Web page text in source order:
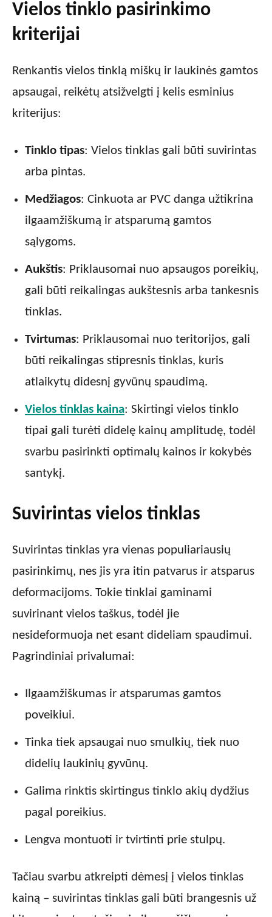
Vielos tinklo pasirinkimo
kriterijai
Renkantis vielos tinklą miškų ir laukinės gamtos
apsaugai, reikėtų atsižvelgti į kelis esminius
kriterijus:
Tinklo tipas: Vielos tinklas gali būti suvirintas
arba pintas.
Medžiagos: Cinkuota ar PVC danga užtikrina
ilgaamžiškumą ir atsparumą gamtos
sąlygoms.
Aukštis: Priklausomai nuo apsaugos poreikių,
gali būti reikalingas aukštesnis arba tankesnis
tinklas.
Tvirtumas: Priklausomai nuo teritorijos, gali
būti reikalingas stipresnis tinklas, kuris
atlaikytų didesnį gyvūnų spaudimą.
Vielos tinklas kaina: Skirtingi vielos tinklo
tipai gali turėti didelę kainų amplitudę, todėl
svarbu pasirinkti optimalų kainos ir kokybės
santykį.
Suvirintas vielos tinklas
Suvirintas tinklas yra vienas populiariausių
pasirinkimų, nes jis yra itin patvarus ir atsparus
deformacijoms. Tokie tinklai gaminami
suvirinant vielos taškus, todėl jie
nesideformuoja net esant dideliam spaudimui.
Pagrindiniai privalumai:
Ilgaamžiškumas ir atsparumas gamtos
poveikiui.
Tinka tiek apsaugai nuo smulkių, tiek nuo
didelių laukinių gyvūnų.
Galima rinktis skirtingus tinklo akių dydžius
pagal poreikius.
Lengva montuoti ir tvirtinti prie stulpų.
Tačiau svarbu atkreipti dėmesį į vielos tinklas
kainą – suvirintas tinklas gali būti brangesnis už